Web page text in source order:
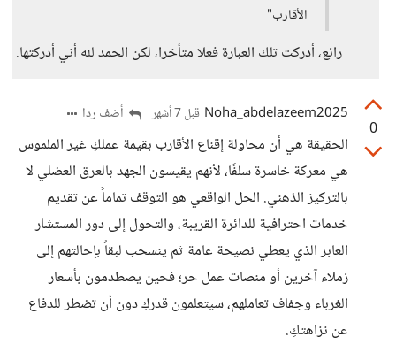
الأقارب"
رائع، أدركت تلك العبارة فعلا متأخرا، لكن الحمد لله أني أدركتها.
0
Noha_abdelazeem2025 قبل 7 أشهر أضف ردا
الحقيقة هي أن محاولة إقناع الأقارب بقيمة عملكِ غير الملموس
هي معركة خاسرة سلفًا، لأنهم يقيسون الجهد بالعرق العضلي لا
بالتركيز الذهني. الحل الواقعي هو التوقف تماماً عن تقديم
خدمات احترافية للدائرة القريبة، والتحول إلى دور المستشار
العابر الذي يعطي نصيحة عامة ثم ينسحب لبقاً بإحالتهم إلى
زملاء آخرين أو منصات عمل حر؛ فحين يصطدمون بأسعار
الغرباء وجفاف تعاملهم، سيتعلمون قدركِ دون أن تضطر للدفاع
عن نزاهتكِ.